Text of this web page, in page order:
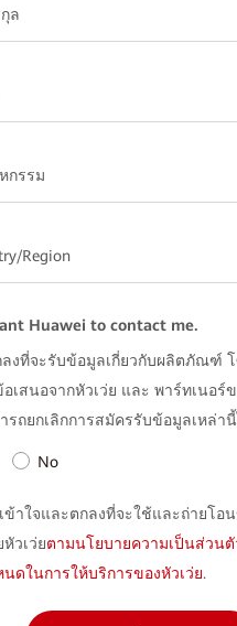
fromHuawei.
ล
กรรม
Region
Huawei to contact me.
งที่จะรับข้อมูลเกี่ยวกับผลิตภัณฑ์
เสนอจากหัวเว่ย และ พาร์ทเนอร์
รถยกเลิกการสมัครรับข้อมูลเหล่านี้
No
ข้าใจและตกลงที่จะใช้และถ่ายโอ
วเว่ยตามนโยบายความเป็นส่วนตั
นดในการให้บริการของหัวเว่ย.